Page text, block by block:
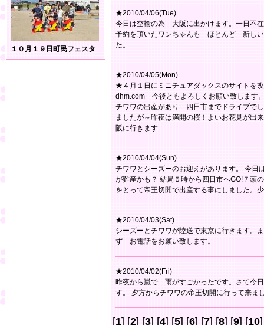
１０月１９日町民フェスタ
★2010/04/06(Tue)
今日は空輸の為 大阪に出かけます。一日不
予約を頂いたワンちゃんも ほとんど 新し
た。
★2010/04/05(Mon)
★４月１日にミニチュアダックスのサイトを
dhm.com 今後ともよろしくお願い致します
チワワの出産があり 四日市までドライブで
ましたが～昨夜は満開の桜！よいお花見が出
阪に行きます
★2010/04/04(Sun)
チワワとシーズーのお迎えがあります。 今
が難産かも？ 結局５時から四日市へGO!７頭
をとって帝王切開で出産する事にしました。
★2010/04/03(Sat)
シーズーとチワワが陸送で東京に行きます
ず お電話をお願い致します。
★2010/04/02(Fri)
昨夜から嵐で 雨がすごかったです。さて今
す。 夕方からチワワの帝王切開に行って来ま
[1] [2] [3] [4] [5] [6] [7] [8] [9] [10